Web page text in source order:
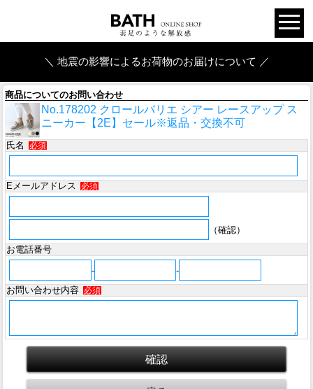
＼ 地震の影響によるお荷物のお届けについて ／
商品についてのお問い合わせ
No.178202 クロールバリエ シアー レースアップ ス
ニーカー【2E】セール※返品・交換不可
氏名 必須
Eメールアドレス 必須
（確認）
お電話番号
-
-
お問い合わせ内容
必須